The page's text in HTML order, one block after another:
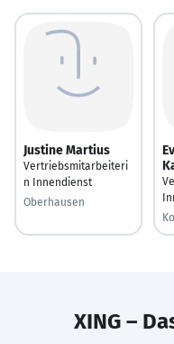
Justine Martius
Vertriebsmitarbeiteri
n Innendienst
Oberhausen
XING –